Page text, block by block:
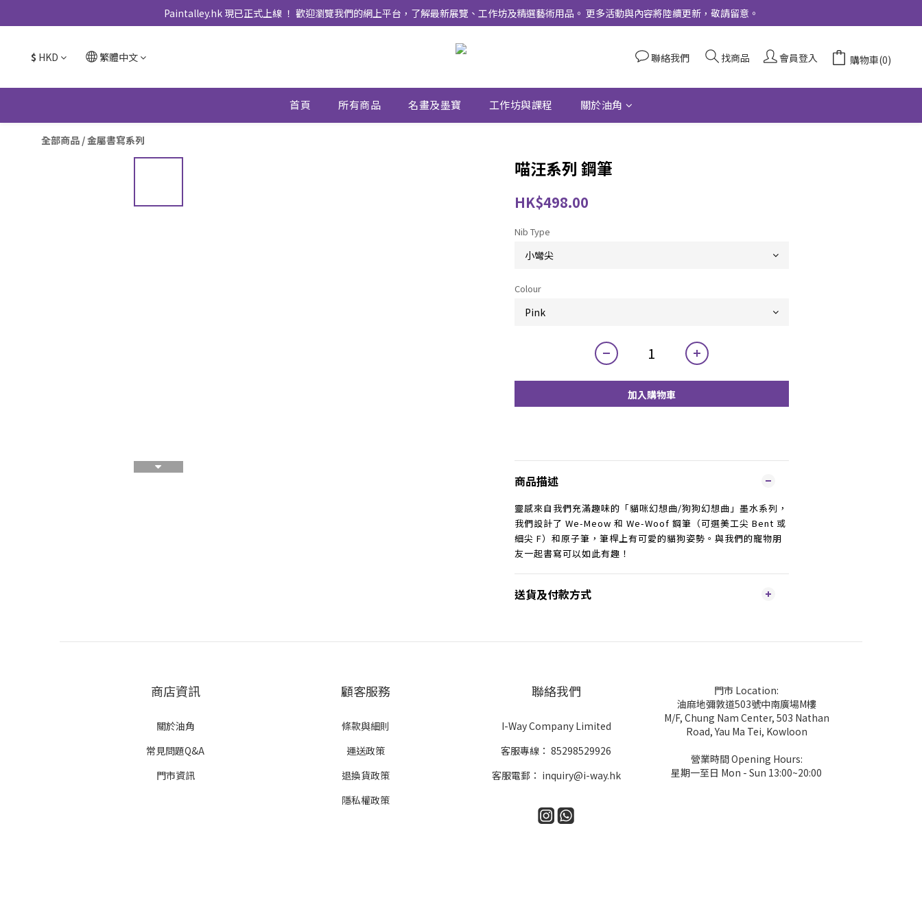
Paintalley.hk 現已正式上線 ！ 歡迎瀏覽我們的網上平台，了解最新展覽、工作坊及精選藝術用品。 更多活動與內容將陸續更新，敬請留意。
$ HKD 繁體中文 聯絡我們 找商品 會員登入 購物車(0)
首頁 所有商品 名畫及墨寶 工作坊與課程 關於油角
全部商品 /金屬書寫系列
喵汪系列 鋼筆
HK$498.00
Nib Type
Colour
加入購物車
商品描述
靈感來自我們充滿趣味的「貓咪幻想曲/狗狗幻想曲」墨水系列，
我們設計了 We-Meow 和 We-Woof 鋼筆（可選美工尖 Bent 或
細尖 F）和原子筆，筆桿上有可愛的貓狗姿勢。與我們的寵物朋
友一起書寫可以如此有趣！
送貨及付款方式
商店資訊
關於油角
常見問題Q&A
門市資訊
顧客服務
條款與細則
運送政策
退換貨政策
隱私權政策
聯絡我們
I-Way Company Limited
客服專線：85298529926
客服電郵： inquiry@i-way.hk
門市 Location:
油麻地彌敦道503號中南廣場M樓
M/F, Chung Nam Center, 503 Nathan
Road, Yau Ma Tei, Kowloon
營業時間 Opening Hours:
星期一至日 Mon - Sun 13:00~20:00